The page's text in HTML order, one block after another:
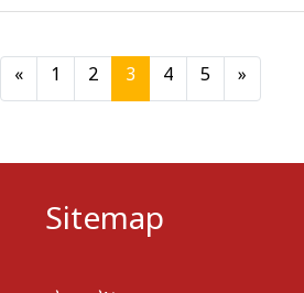
« 1 2 3(current)
4 5 »
Sitemap